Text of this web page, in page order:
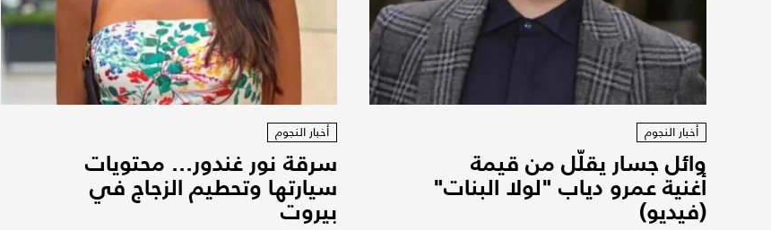
أخبار النجوم
وائل جسار يقلّل من قيمة
أغنية عمرو دياب "لولا البنات"
(فيديو)
أخبار النجوم
سرقة نور غندور... محتويات
سيارتها وتحطيم الزجاج في
بيروت